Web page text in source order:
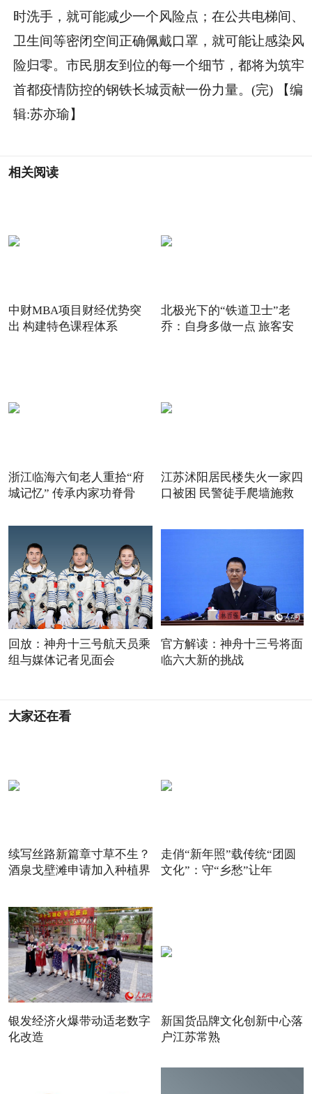
时洗手，就可能减少一个风险点；在公共电梯间、
卫生间等密闭空间正确佩戴口罩，就可能让感染风
险归零。市民朋友到位的每一个细节，都将为筑牢
首都疫情防控的钢铁长城贡献一份力量。(完)
【编
辑:苏亦瑜】
相关阅读
中财MBA项目财经优势突
出 构建特色课程体系
北极光下的“铁道卫士”老
乔：自身多做一点 旅客安
浙江临海六旬老人重拾“府
城记忆” 传承内家功脊骨
江苏沭阳居民楼失火一家四
口被困 民警徒手爬墙施救
回放：神舟十三号航天员乘
组与媒体记者见面会
官方解读：神舟十三号将面
临六大新的挑战
大家还在看
续写丝路新篇章寸草不生？
酒泉戈壁滩申请加入种植界
走俏“新年照”载传统“团圆
文化”：守“乡愁”让年
银发经济火爆带动适老数字
化改造
新国货品牌文化创新中心落
户江苏常熟